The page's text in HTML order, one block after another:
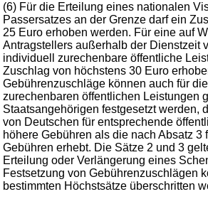
(6) Für die Erteilung eines nationalen
Passersatzes an der Grenze darf ein
25 Euro erhoben werden. Für eine auf
Antragstellers außerhalb der Dienstzeit
individuell zurechenbare öffentliche
Zuschlag von höchstens 30 Euro
Gebührenzuschläge können auch für die
zurechenbaren öffentlichen Leistungen
Staatsangehörigen festgesetzt werden,
von Deutschen für entsprechende
höhere Gebühren als die nach Absatz 3
Gebühren erhebt. Die Sätze 2 und 3
Erteilung oder Verlängerung eines
Festsetzung von Gebührenzuschlägen
bestimmten Höchstsätze überschritten